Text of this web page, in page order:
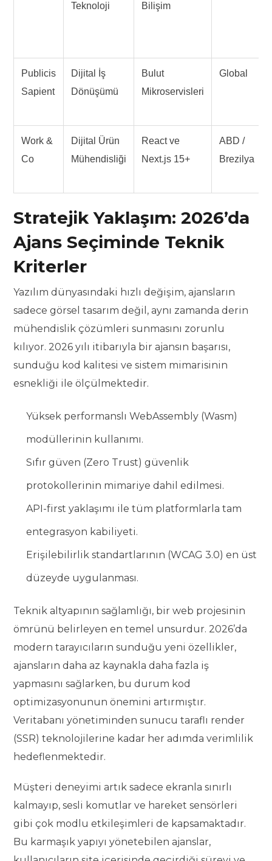
Teknoloji
Bilişim
Publicis
Sapient
Dijital İş
Dönüşümü
Bulut
Mikroservisleri
Global
Work &
Co
Dijital Ürün
Mühendisliği
React ve
Next.js 15+
ABD /
Brezilya
Stratejik Yaklaşım: 2026’da
Ajans Seçiminde Teknik
Kriterler
Yazılım dünyasındaki hızlı değişim, ajansların
sadece görsel tasarım değil, aynı zamanda derin
mühendislik çözümleri sunmasını zorunlu
kılıyor. 2026 yılı itibarıyla bir ajansın başarısı,
sunduğu kod kalitesi ve sistem mimarisinin
esnekliği ile ölçülmektedir.
Yüksek performanslı WebAssembly (Wasm)
modüllerinin kullanımı.
Sıfır güven (Zero Trust) güvenlik
protokollerinin mimariye dahil edilmesi.
API-first yaklaşımı ile tüm platformlarla tam
entegrasyon kabiliyeti.
Erişilebilirlik standartlarının (WCAG 3.0) en üst
düzeyde uygulanması.
Teknik altyapının sağlamlığı, bir web projesinin
ömrünü belirleyen en temel unsurdur. 2026’da
modern tarayıcıların sunduğu yeni özellikler,
ajansların daha az kaynakla daha fazla iş
yapmasını sağlarken, bu durum kod
optimizasyonunun önemini artırmıştır.
Veritabanı yönetiminden sunucu taraflı render
(SSR) teknolojilerine kadar her adımda verimlilik
hedeflenmektedir.
Müşteri deneyimi artık sadece ekranla sınırlı
kalmayıp, sesli komutlar ve hareket sensörleri
gibi çok modlu etkileşimleri de kapsamaktadır.
Bu karmaşık yapıyı yönetebilen ajanslar,